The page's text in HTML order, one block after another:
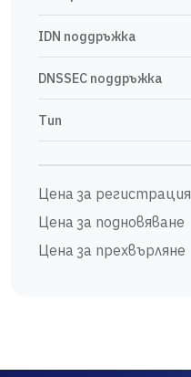
IDN поддръжка
DNSSEC поддръжка
Тип
Цена за регистрация
Цена за подновяване
Цена за прехвърляне